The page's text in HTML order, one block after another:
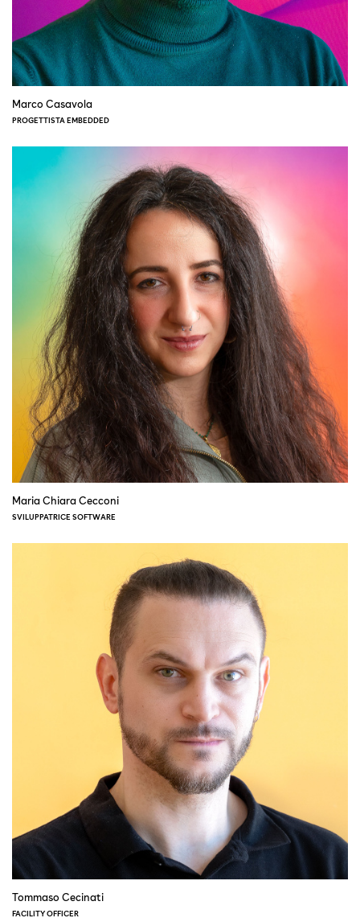
Marco Casavola
PROGETTISTA EMBEDDED
Maria Chiara Cecconi
SVILUPPATRICE SOFTWARE
Tommaso Cecinati
FACILITY OFFICER